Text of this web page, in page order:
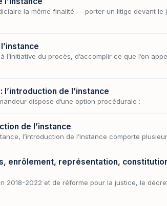
la même finalité — porter un litige devant le
du procès, d’accomplir ce que l’on
de l’instance
dispose d’une option procédurale :
de l’instance
l’introduction de l’instance comporte
enrôlement, représentation,
2022 et de réforme pour la justice, le décret